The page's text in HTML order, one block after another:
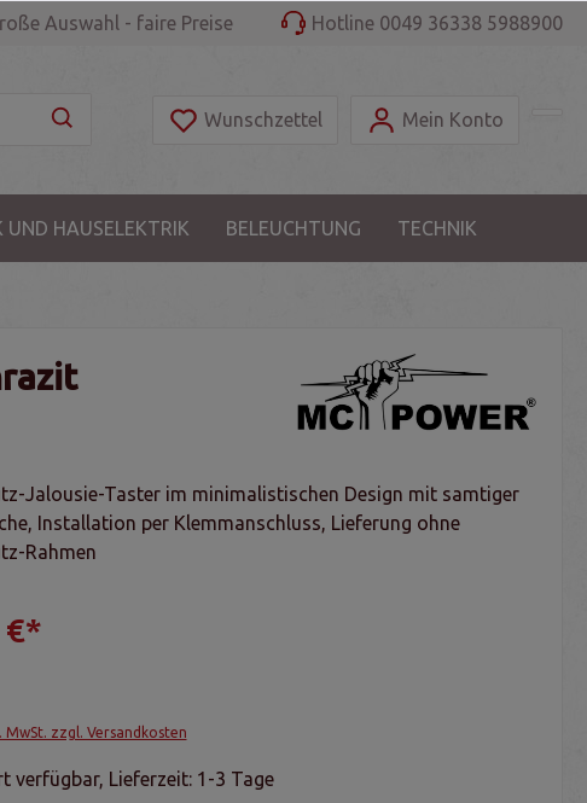
Auswahl - faire Preise Hotline 0049 36338 5988900
Wunschzettel Mein Konto
HAUSELEKTRIK BELEUCHTUNG TECHNIK
Jalousie-Taster im minimalistischen Design mit samtiger
Installation per Klemmanschluss, Lieferung ohne
Rahmen
€*
MwSt. zzgl. Versandkosten
verfügbar, Lieferzeit: 1-3 Tage